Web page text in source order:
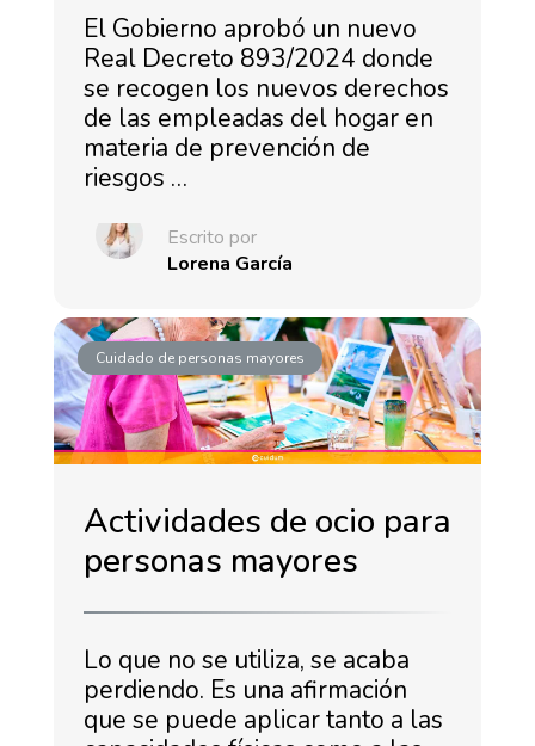
El Gobierno aprobó un nuevo
Real Decreto 893/2024 donde
se recogen los nuevos derechos
de las empleadas del hogar en
materia de prevención de
riesgos …
Escrito por
Lorena García
Cuidado de personas mayores
Actividades de ocio para
personas mayores
Lo que no se utiliza, se acaba
perdiendo. Es una afirmación
que se puede aplicar tanto a las